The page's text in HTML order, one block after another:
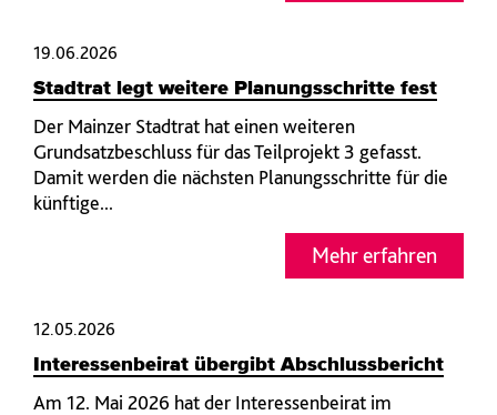
19.06.2026
Stadtrat legt weitere Planungsschritte fest
Der Mainzer Stadtrat hat einen weiteren
Grundsatzbeschluss für das Teilprojekt 3 gefasst.
Damit werden die nächsten Planungsschritte für die
künftige...
Mehr erfahren
12.05.2026
Interessenbeirat übergibt Abschlussbericht
Am 12. Mai 2026 hat der Interessenbeirat im